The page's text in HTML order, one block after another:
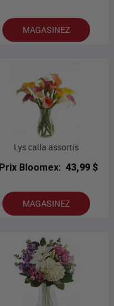
MAGASINEZ
Lys calla assortis
Prix Bloomex: 43,99 $
MAGASINEZ